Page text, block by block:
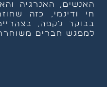
האנשים, האנרגיה
חי ודינמי, כזה
בבוקר לקפה,
למפגש חברים